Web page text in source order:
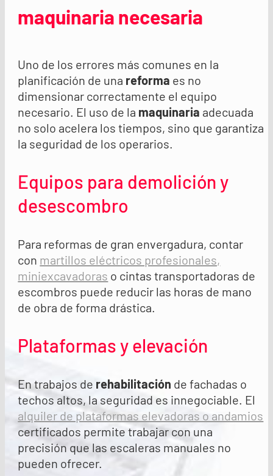
maquinaria necesaria
Uno de los errores más comunes en la
planificación de una reforma es no
dimensionar correctamente el equipo
necesario. El uso de la maquinaria adecuada
no solo acelera los tiempos, sino que garantiza
la seguridad de los operarios.
Equipos para demolición y
desescombro
Para reformas de gran envergadura, contar
con martillos eléctricos profesionales,
miniexcavadoras o cintas transportadoras de
escombros puede reducir las horas de mano
de obra de forma drástica.
Plataformas y elevación
En trabajos de rehabilitación de fachadas o
techos altos, la seguridad es innegociable. El
alquiler de plataformas elevadoras o andamios
certificados permite trabajar con una
precisión que las escaleras manuales no
pueden ofrecer.